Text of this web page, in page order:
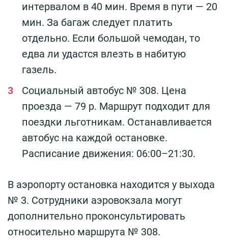
интервалом в 40 мин. Время в пути — 20
мин. За багаж следует платить
отдельно. Если большой чемодан, то
едва ли удастся влезть в набитую
газель.
Социальный автобус № 308. Цена
проезда — 79 р. Маршрут подходит для
поездки льготникам. Останавливается
автобус на каждой остановке.
Расписание движения: 06:00–21:30.
В аэропорту остановка находится у выхода
№ 3. Сотрудники аэровокзала могут
дополнительно проконсультировать
относительно маршрута № 308.